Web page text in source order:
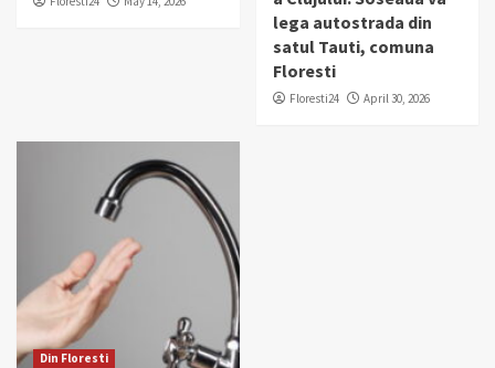
lega autostrada din
satul Tauti, comuna
Floresti
Floresti24 April 30, 2026
Din Floresti